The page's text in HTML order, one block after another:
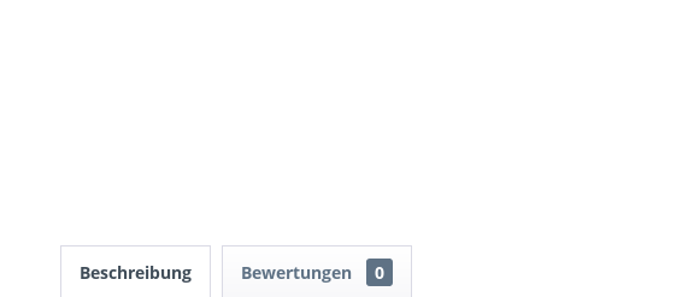
Beschreibung Bewertungen 0